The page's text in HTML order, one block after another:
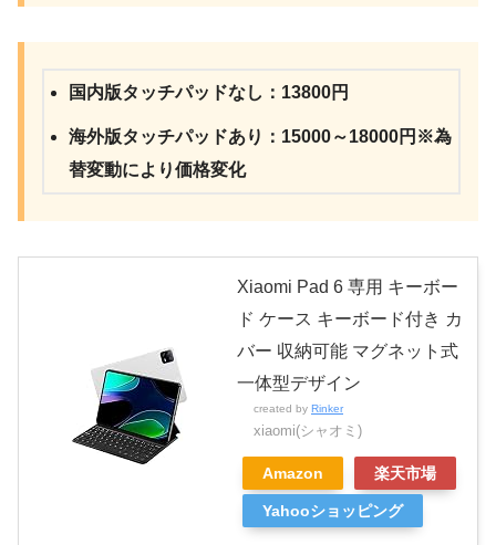
国内版タッチパッドなし：13800円
海外版タッチパッドあり：15000～18000円※為
替変動により価格変化
Xiaomi Pad 6 専用 キーボー
ド ケース キーボード付き カ
バー 収納可能 マグネット式
一体型デザイン
created by Rinker
xiaomi(シャオミ)
Amazon 楽天市場
Yahooショッピング